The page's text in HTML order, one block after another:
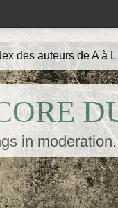
in
des auteurs de A à L